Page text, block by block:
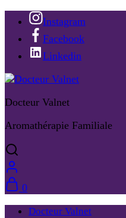
Instagram
Facebook
Linkedin
Docteur Valnet
Aromathérapie Familiale
0
Docteur Valnet